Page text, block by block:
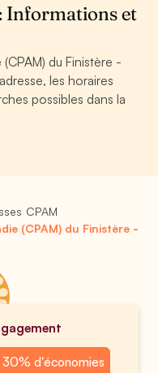
Informations et
du Finistère -
les horaires
possibles dans la
CPAM
(CPAM) du Finistère -
d'économies